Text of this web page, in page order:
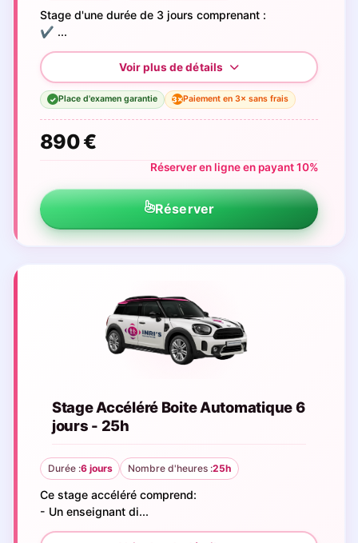
Stage d'une durée de 3 jours comprenant :
✔️ ...
✓ Place d'examen garantie 3×Paiement en 3× sans frais
890 €
Réserver en ligne en payant 10%
Réserver
Stage Accéléré Boite Automatique 6
jours - 25h
Durée :6 jours Nombre d'heures :25h
Ce stage accéléré comprend:
- Un enseignant di...